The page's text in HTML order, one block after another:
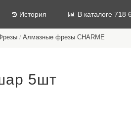
История В каталоге 718
/ Алмазные фрезы CHARME
5шт